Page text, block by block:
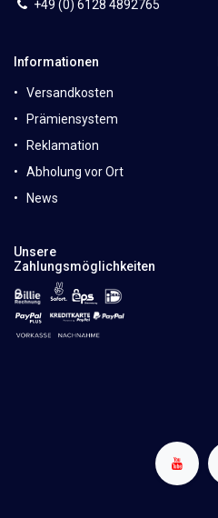
+49 (0) 6128 4892765
Informationen
Versandkosten
Prämiensystem
Reklamation
Abholung vor Ort
News
Unsere
Zahlungsmöglichkeiten